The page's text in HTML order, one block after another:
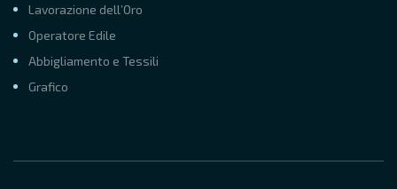
Lavorazione dell’Oro
Operatore Edile
Abbigliamento e Tessili
Grafico